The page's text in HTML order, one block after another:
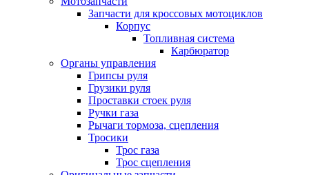
Запчасти для кроссовых мотоциклов
Корпус
Топливная система
Карбюратор
Органы управления
Грипсы руля
Грузики руля
Проставки стоек руля
Ручки газа
Рычаги тормоза, сцепления
Тросики
Трос газа
Трос сцепления